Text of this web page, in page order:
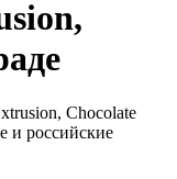
Chocolate
и российские